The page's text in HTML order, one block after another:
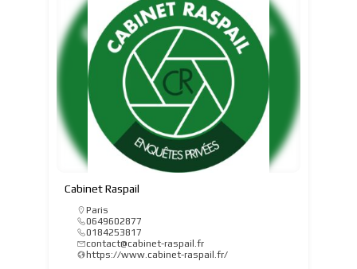
Cabinet Raspail
Paris
0649602877
0184253817
contact@cabinet-raspail.fr
https://www.cabinet-raspail.fr/